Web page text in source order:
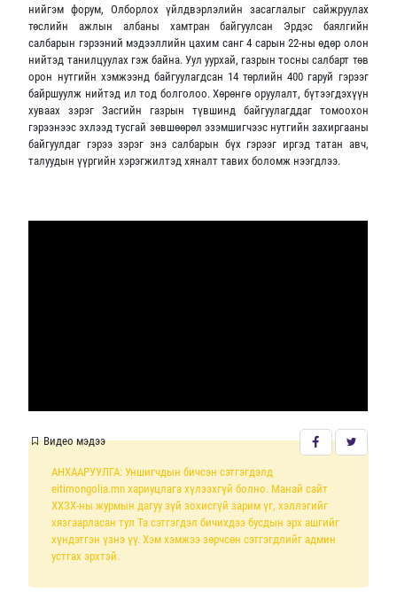
нийгэм форум, Олборлох үйлдвэрлэлийн засаглалыг сайжруулах
төслийн ажлын албаны хамтран байгуулсан Эрдэс баялгийн
салбарын гэрээний мэдээллийн цахим санг 4 сарын 22-ны өдөр олон
нийтэд танилцуулах гэж байна. Уул уурхай, газрын тосны салбарт төв
орон нутгийн хэмжээнд байгуулагдсан 14 төрлийн 400 гаруй гэрээг
байршуулж нийтэд ил тод болголоо. Хөрөнгө оруулалт, бүтээгдэхүүн
хуваах зэрэг Засгийн газрын түвшинд байгуулагддаг томоохон
гэрээнээс эхлээд тусгай зөвшөөрөл эзэмшигчээс нутгийн захиргааны
байгуулдаг гэрээ зэрэг энэ салбарын бүх гэрээг иргэд татан авч,
талуудын үүргийн хэрэгжилтэд хяналт тавих боломж нээгдлээ.
Видео мэдээ
АНХААРУУЛГА: Уншигчдын бичсэн сэтгэгдэлд
eitimongolia.mn хариуцлага хүлээхгүй болно. Манай сайт
ХХЗХ-ны журмын дагуу зүй зохисгүй зарим үг, хэллэгийг
хязгаарласан тул Та сэтгэгдэл бичихдээ бусдын эрх ашгийг
хүндэтгэн үзнэ үү. Хэм хэмжээ зөрчсөн сэтгэгдлийг админ
устгах эрхтэй.